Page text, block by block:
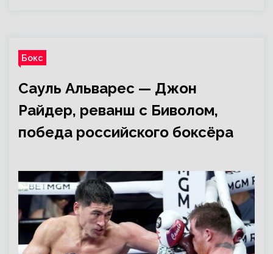
Бокс
Сауль Альварес — Джон
Райдер, реванш с Биволом,
победа российского боксёра